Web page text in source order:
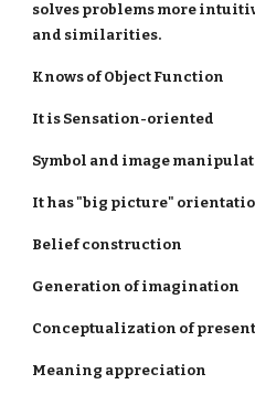
solves problems more
and similarities.
Knows of Object Function
It is Sensation-oriented
Symbol and image
It has "big picture"
Belief construction
Generation of imagination
Conceptualization of
Meaning appreciation